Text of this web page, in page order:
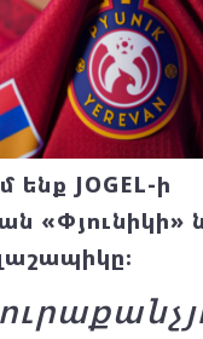
ենք JOGEL-ի
«Փյունիկի»